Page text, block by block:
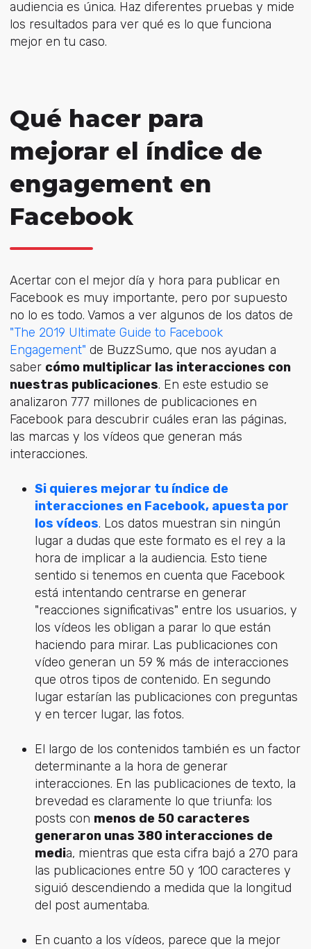
audiencia es única. Haz diferentes pruebas y mide
los resultados para ver qué es lo que funciona
mejor en tu caso.
Qué hacer para
mejorar el índice de
engagement en
Facebook
Acertar con el mejor día y hora para publicar en
Facebook es muy importante, pero por supuesto
no lo es todo. Vamos a ver algunos de los datos de
"The 2019 Ultimate Guide to Facebook
Engagement" de BuzzSumo, que nos ayudan a
saber cómo multiplicar las interacciones con
nuestras publicaciones. En este estudio se
analizaron 777 millones de publicaciones en
Facebook para descubrir cuáles eran las páginas,
las marcas y los vídeos que generan más
interacciones.
Si quieres mejorar tu índice de
interacciones en Facebook, apuesta por
los vídeos. Los datos muestran sin ningún
lugar a dudas que este formato es el rey a la
hora de implicar a la audiencia. Esto tiene
sentido si tenemos en cuenta que Facebook
está intentando centrarse en generar
"reacciones significativas" entre los usuarios, y
los vídeos les obligan a parar lo que están
haciendo para mirar. Las publicaciones con
vídeo generan un 59 % más de interacciones
que otros tipos de contenido. En segundo
lugar estarían las publicaciones con preguntas
y en tercer lugar, las fotos.
El largo de los contenidos también es un factor
determinante a la hora de generar
interacciones. En las publicaciones de texto, la
brevedad es claramente lo que triunfa: los
posts con menos de 50 caracteres
generaron unas 380 interacciones de
media, mientras que esta cifra bajó a 270 para
las publicaciones entre 50 y 100 caracteres y
siguió descendiendo a medida que la longitud
del post aumentaba.
En cuanto a los vídeos, parece que la mejor